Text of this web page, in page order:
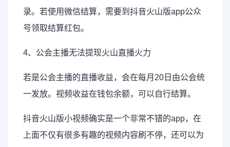
录。若使用微信结算，需要到抖音火山版app公众
号领取结算红包。
4、公会主播无法提现火山直播火力
若是公会主播的直播收益，会在每月20日由公会统
一发放。视频收益在钱包余额，可以自行结算。
抖音火山版小视频确实是一个非常不错的app，在
上面不仅有很多有趣的视频内容刷不停，还可以为